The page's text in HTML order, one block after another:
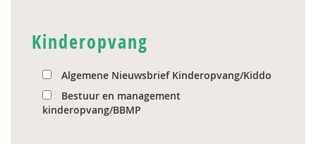
Kinderopvang
Algemene Nieuwsbrief Kinderopvang/Kiddo
Bestuur en management
kinderopvang/BBMP